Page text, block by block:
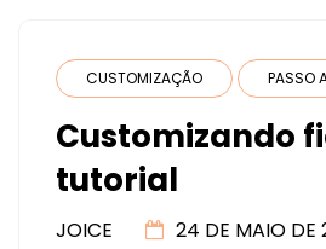
CUSTOMIZAÇÃO PASSO
Customizando
tutorial
JOICE
24 DE MAIO DE